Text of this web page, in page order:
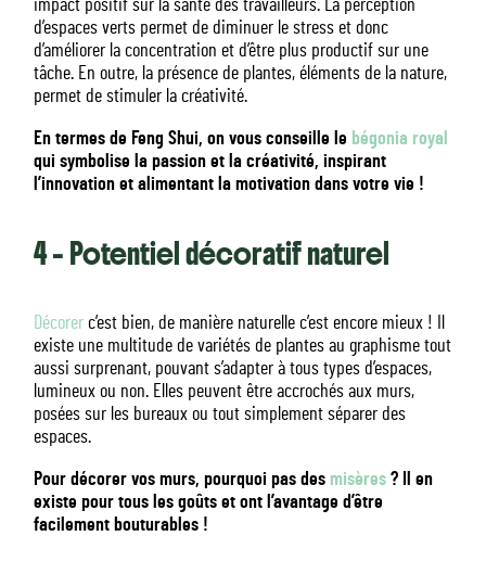
impact positif sur la santé des travailleurs. La perception
d’espaces verts permet de diminuer le stress et donc
d’améliorer la concentration et d’être plus productif sur une
tâche. En outre, la présence de plantes, éléments de la nature,
permet de stimuler la créativité.
En termes de Feng Shui, on vous conseille le bégonia royal
qui symbolise la passion et la créativité, inspirant
l’innovation et alimentant la motivation dans votre vie !
4 – Potentiel décoratif naturel
Décorerc’est bien, de manière naturelle c’est encore mieux ! Il
existe une multitude de variétés de plantes au graphisme tout
aussi surprenant, pouvant s’adapter à tous types d’espaces,
lumineux ou non. Elles peuvent être accrochés aux murs,
posées sur les bureaux ou tout simplement séparer des
espaces.
Pour décorer vos murs, pourquoi pas des misères ? Il en
existe pour tous les goûts et ont l’avantage d’être
facilement bouturables !